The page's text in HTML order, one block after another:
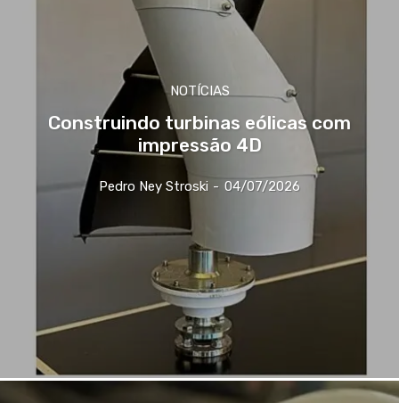
NOTÍCIAS
Construindo turbinas eólicas com
impressão 4D
Pedro Ney Stroski - 04/07/2026